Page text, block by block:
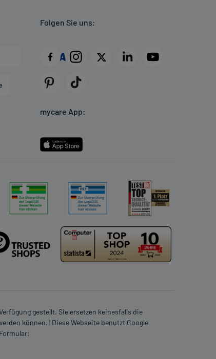
Folgen Sie uns:
mycare App:
gestellt. Sie ersetzen keinesfalls die
können. | Diese Webseite benutzt Google